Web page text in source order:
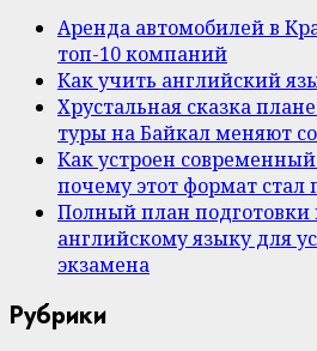
Аренда автомобилей в
топ-10 компаний
Как учить английский
Хрустальная сказка
туры на Байкал меняют
Как устроен
почему этот формат стал
Полный план подготовки
английскому языку для
экзамена
Рубрики